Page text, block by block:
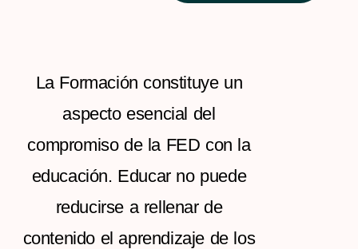
La Formación constituye un
aspecto esencial del
compromiso de la FED con la
educación. Educar no puede
reducirse a rellenar de
contenido el aprendizaje de los